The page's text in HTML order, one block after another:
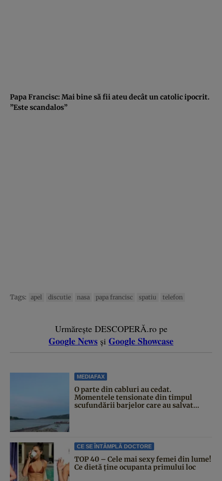
Papa Francisc: Mai bine să fii ateu decât un catolic ipocrit.
”Este scandalos”
Tags: apel discutie nasa papa francisc spatiu telefon
Urmărește DESCOPERĂ.ro pe
Google News și Google Showcase
MEDIAFAX
O parte din cabluri au cedat.
Momentele tensionate din timpul
scufundării barjelor care au salvat...
CE SE ÎNTÂMPLĂ DOCTORE
TOP 40 – Cele mai sexy femei din lume!
Ce dietă ține ocupanta primului loc